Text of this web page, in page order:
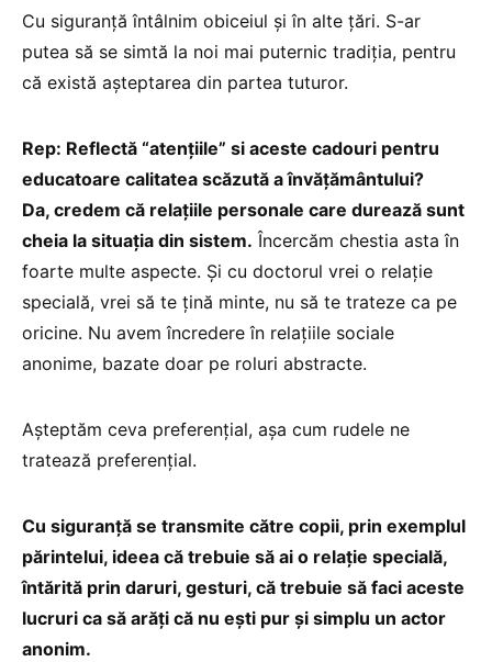
Cu siguranță întâlnim obiceiul și în alte țări. S-ar
putea să se simtă la noi mai puternic tradiția, pentru
că există așteptarea din partea tuturor.
Rep: Reflectă “atențiile” si aceste cadouri pentru
educatoare calitatea scăzută a învățământului?
Da, credem că relațiile personale care durează sunt
cheia la situația din sistem. Încercăm chestia asta în
foarte multe aspecte. Și cu doctorul vrei o relație
specială, vrei să te țină minte, nu să te trateze ca pe
oricine. Nu avem încredere în relațiile sociale
anonime, bazate doar pe roluri abstracte.
Așteptăm ceva preferențial, așa cum rudele ne
tratează preferențial.
Cu siguranță se transmite către copii, prin exemplul
părintelui, ideea că trebuie să ai o relație specială,
întărită prin daruri, gesturi, că trebuie să faci aceste
lucruri ca să arăți că nu ești pur și simplu un actor
anonim.